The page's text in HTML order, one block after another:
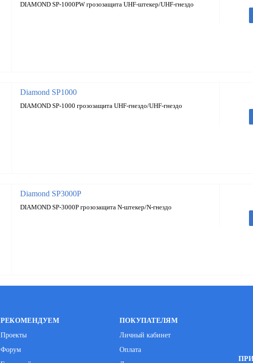
DIAMOND SP-1000PW грозозащита UHF-штекер/UHF-гнездо
Diamond SP1000
DIAMOND SP-1000 грозозащита UHF-гнездо/UHF-гнездо
Diamond SP3000P
DIAMOND SP-3000P грозозащита N-штекер/N-гнездо
РЕКОМЕНДУЕМ
Проекты
Форум
ПОКУПАТЕЛЯМ
Личный кабинет
Оплата